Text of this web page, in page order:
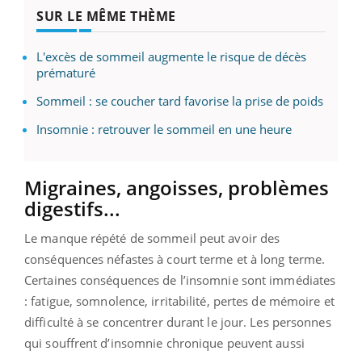
SUR LE MÊME THÈME
L'excès de sommeil augmente le risque de décès
prématuré
Sommeil : se coucher tard favorise la prise de poids
Insomnie : retrouver le sommeil en une heure
Migraines, angoisses, problèmes
digestifs...
Le manque répété de sommeil peut avoir des
conséquences néfastes à court terme et à long terme.
Certaines conséquences de l’insomnie sont immédiates
: fatigue, somnolence, irritabilité, pertes de mémoire et
difficulté à se concentrer durant le jour. Les personnes
qui souffrent d’insomnie chronique peuvent aussi